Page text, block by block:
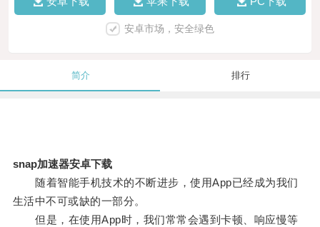
安卓市场，安全绿色
简介 排行
snap加速器安卓下载
随着智能手机技术的不断进步，使用App已经成为我们
生活中不可或缺的一部分。
但是，在使用App时，我们常常会遇到卡顿、响应慢等